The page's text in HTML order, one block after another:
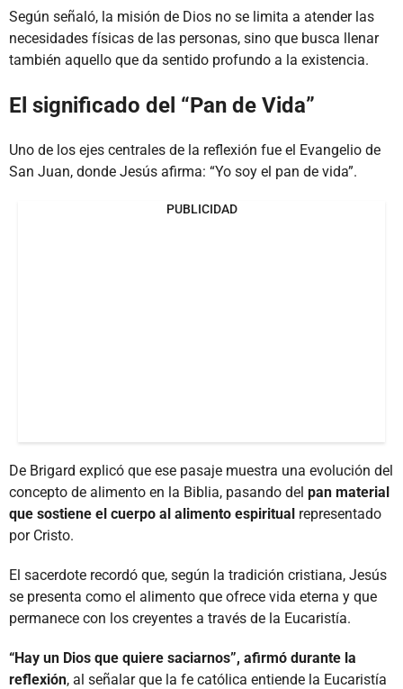
Según señaló, la misión de Dios no se limita a atender las
necesidades físicas de las personas, sino que busca llenar
también aquello que da sentido profundo a la existencia.
El significado del “Pan de Vida”
Uno de los ejes centrales de la reflexión fue el Evangelio de
San Juan, donde Jesús afirma: “Yo soy el pan de vida”.
PUBLICIDAD
De Brigard explicó que ese pasaje muestra una evolución del
concepto de alimento en la Biblia, pasando del pan material
que sostiene el cuerpo al alimento espiritual representado
por Cristo.
El sacerdote recordó que, según la tradición cristiana, Jesús
se presenta como el alimento que ofrece vida eterna y que
permanece con los creyentes a través de la Eucaristía.
“Hay un Dios que quiere saciarnos”, afirmó durante la
reflexión, al señalar que la fe católica entiende la Eucaristía